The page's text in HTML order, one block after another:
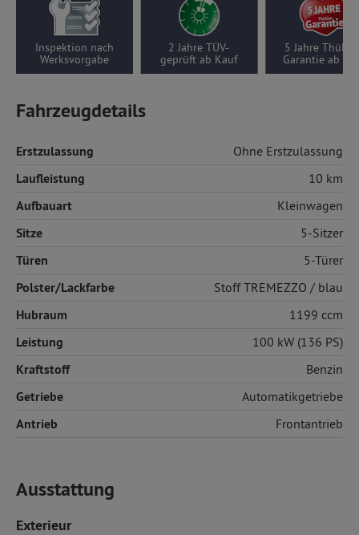
Inspektion nach
Werksvorgabe
2 Jahre TÜV-
geprüft ab Kauf
5 Jahre Thüllen-
Garantie ab Kauf
Fahrzeugdetails
Erstzulassung Ohne Erstzulassung
Laufleistung 10 km
Aufbauart Kleinwagen
Sitze 5-Sitzer
Türen 5-Türer
Polster/Lackfarbe StoffTREMEZZO / blau
Hubraum 1199 ccm
Leistung 100 kW (136 PS)
Kraftstoff Benzin
Getriebe Automatikgetriebe
Antrieb Frontantrieb
Ausstattung
Exterieur